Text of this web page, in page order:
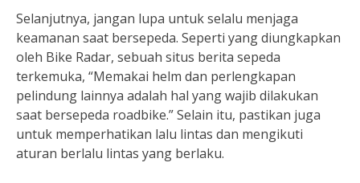
Selanjutnya, jangan lupa untuk selalu menjaga
keamanan saat bersepeda. Seperti yang diungkapkan
oleh Bike Radar, sebuah situs berita sepeda
terkemuka, “Memakai helm dan perlengkapan
pelindung lainnya adalah hal yang wajib dilakukan
saat bersepeda roadbike.” Selain itu, pastikan juga
untuk memperhatikan lalu lintas dan mengikuti
aturan berlalu lintas yang berlaku.